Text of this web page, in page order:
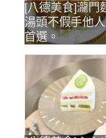
[八德美食]瀧門
湯頭不假手他
首選。